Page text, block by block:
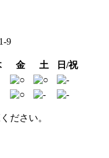
9
金 土
日/祝
ださい。